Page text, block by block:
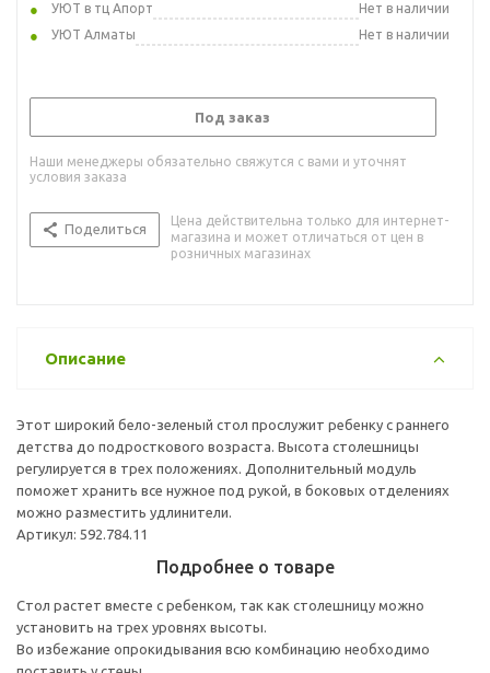
УЮТ в тц Апорт
Нет в наличии
УЮТ Алматы
Нет в наличии
Под заказ
Наши менеджеры обязательно свяжутся с вами и уточнят
условия заказа
Поделиться
Цена действительна только для интернет-
магазина и может отличаться от цен в
розничных магазинах
Описание
Этот широкий бело-зеленый стол прослужит ребенку с раннего
детства до подросткового возраста. Высота столешницы
регулируется в трех положениях. Дополнительный модуль
поможет хранить все нужное под рукой, в боковых отделениях
можно разместить удлинители.
Артикул: 592.784.11
Подробнее о товаре
Стол растет вместе с ребенком, так как столешницу можно
установить на трех уровнях высоты.
Во избежание опрокидывания всю комбинацию необходимо